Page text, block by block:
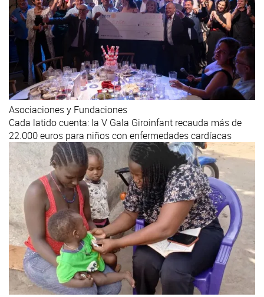
Asociaciones y Fundaciones
Cada latido cuenta: la V Gala Giroinfant recauda más de
22.000 euros para niños con enfermedades cardíacas